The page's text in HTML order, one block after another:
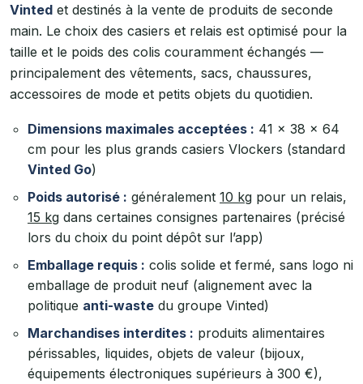
Vinted et destinés à la vente de produits de seconde
main. Le choix des casiers et relais est optimisé pour la
taille et le poids des colis couramment échangés —
principalement des vêtements, sacs, chaussures,
accessoires de mode et petits objets du quotidien.
Dimensions maximales acceptées : 41 × 38 × 64
cm pour les plus grands casiers Vlockers (standard
Vinted Go)
Poids autorisé : généralement 10 kg pour un relais,
15 kg dans certaines consignes partenaires (précisé
lors du choix du point dépôt sur l’app)
Emballage requis : colis solide et fermé, sans logo ni
emballage de produit neuf (alignement avec la
politique anti-waste du groupe Vinted)
Marchandises interdites : produits alimentaires
périssables, liquides, objets de valeur (bijoux,
équipements électroniques supérieurs à 300 €),